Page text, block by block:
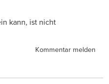
kann, ist nicht
Kommentar melden